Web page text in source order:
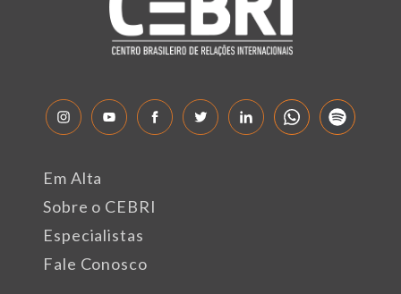
Em Alta
Sobre o CEBRI
Especialistas
Fale Conosco